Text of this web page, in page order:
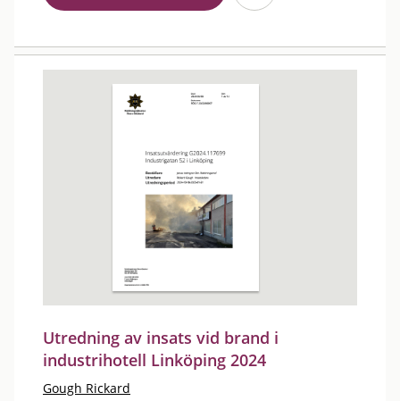
Utredning av insats vid brand i
industrihotell Linköping 2024
Gough Rickard